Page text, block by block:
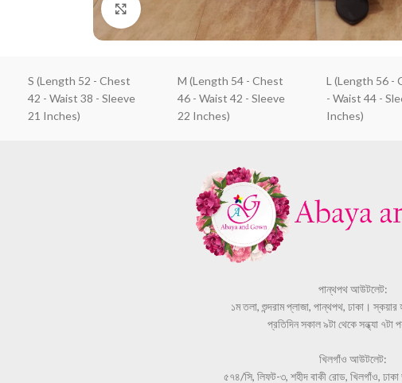
Click to enlarge
S (Length 52 - Chest
42 - Waist 38 - Sleeve
21 Inches)
M (Length 54 - Chest
46 - Waist 42 - Sleeve
22 Inches)
L (Length 56 -
- Waist 44 -
Inches)
পান্থপথ আউটলেট:
১ম তলা, শুন্দরাম প্লাজা, পান্থপথ, ঢাকা। স্কয়ার
প্রতিদিন সকাল ৯টা থেকে সন্ধ্যা ৭টা
খিলগাঁও আউটলেট:
৫৭৪/সি, লিফট-৩, শহীদ বাকী রোড, খিলগাঁও,